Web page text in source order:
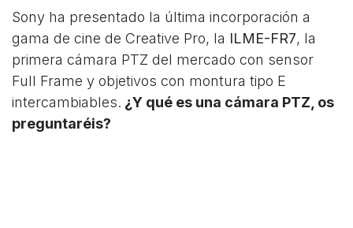
Sony ha presentado la última incorporación a
gama de cine de Creative Pro, la ILME-FR7, la
primera cámara PTZ del mercado con sensor
Full Frame y objetivos con montura tipo E
intercambiables. ¿Y qué es una cámara PTZ, os
preguntaréis?